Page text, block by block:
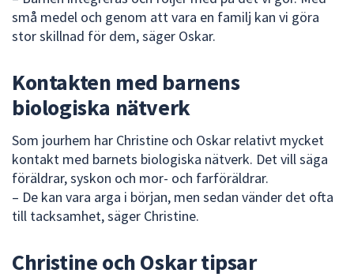
små medel och genom att vara en familj kan vi göra
stor skillnad för dem, säger Oskar.
Kontakten med barnens
biologiska nätverk
Som jourhem har Christine och Oskar relativt mycket
kontakt med barnets biologiska nätverk. Det vill säga
föräldrar, syskon och mor- och farföräldrar.
– De kan vara arga i början, men sedan vänder det ofta
till tacksamhet, säger Christine.
Christine och Oskar tipsar